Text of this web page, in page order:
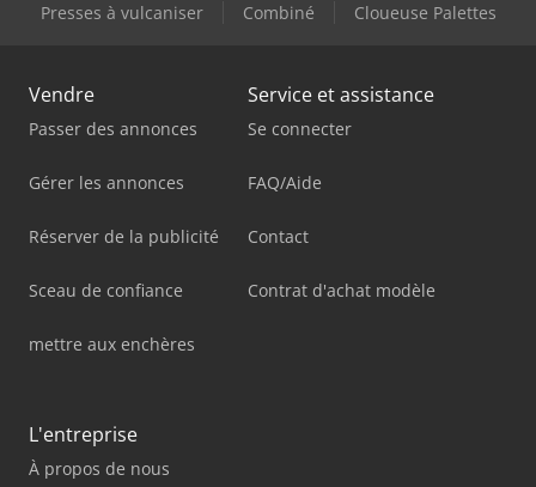
Presses à vulcaniser
Combiné Cloueuse Palettes
Vendre
Passer des annonces
Gérer les annonces
Réserver de la publicité
Sceau de confiance
mettre aux enchères
Service et assistance
Se connecter
FAQ/Aide
Contact
Contrat d'achat modèle
L'entreprise
À propos de nous